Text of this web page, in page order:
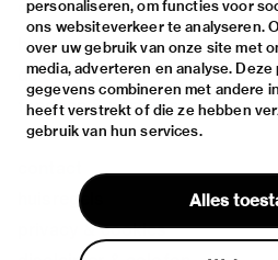
personaliseren, om functies voor
ons websiteverkeer te analyseren.
over uw gebruik van onze site met
media, adverteren en analyse.
gegevens combineren met andere
heeft verstrekt of die ze hebben
gebruik van hun services.
Alles
over
het museum
de collectie
fondsen & partners
huisregels
privacy & cookies